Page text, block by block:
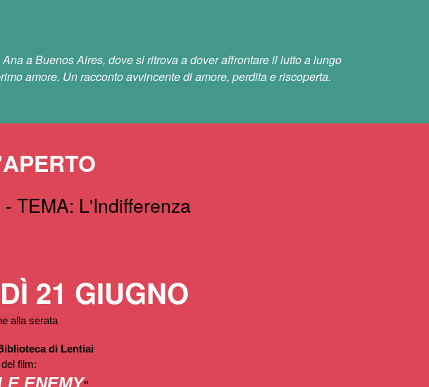
a Buenos Aires, dove si ritrova a dover affrontare il lutto a lungo
amore. Un racconto avvincente di amore, perdita e riscoperta.
TEMA: L'Indifferenza
21 GIUGNO
alla serata
di Lentiai
del film:
ENEMY